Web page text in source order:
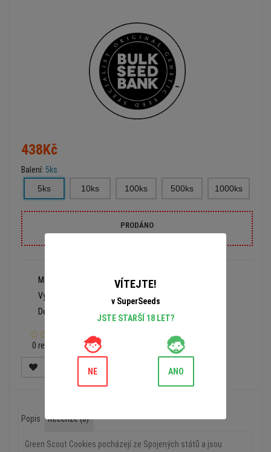
438Kč
Balení: 5ks
5ks
10ks 100ks 500ks 1000ks
PRODÁNO
Model:
Výrobce:
Bulk Seed Bank
Dostupnost:
0 recenzí
Popis Recenze (0)
Green Scout Cookies pocházejí ze Spojených států a jsou
VÍTEJTE!
v SuperSeeds
JSTE STARŠÍ 18 LET?
NE ANO